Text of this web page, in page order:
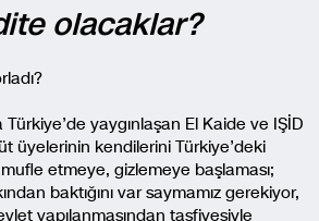
olacaklar?
Türkiye’de yaygınlaşan El Kaide ve IŞİD
üyelerinin kendilerini Türkiye’deki
etmeye, gizlemeye başlaması;
baktığını var saymamız gerekiyor,
yapılanmasından tasfiyesiyle